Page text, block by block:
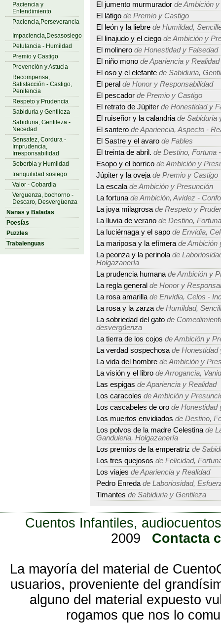
Paciencia y
Entendimiento
Paciencia,Perseverancia
-
Impaciencia,Desasosiego
Petulancia - Humildad
Premio y Castigo
Prevención y Astucia
Recompensa,
Satisfacción - Castigo,
Penitencia
Respeto y Prudencia
Sabiduria y Gentileza
Sabiduria, Gentileza -
Necedad
Sensatez, Cordura -
Imprudencia,
Irresponsabilidad
Soberbia y Humildad
tranquilidad sosiego
Valor - Cobardia
Verguenza, bochorno -
Descaro, Desvergüenza
Nanas y Baladas
Poesías
Puzzles
Trabalenguas
El jumento murmurador de Ambición
El látigo de Premio y Castigo
El león y la liebre de Humildad,
El linajudo y el ciego de Ambición y
El molinero de Honestidad y Falsedad
El niño mono de Apariencia y Realidad
El oso y el elefante de Sabiduria,
El peral de Honor y Responsabilidad
El pescador de Premio y Castigo
El retrato de Júpiter de Honestidad y
El ruiseñor y la calandria de Sabiduria
El santero de Apariencia, Aspecto -
El Sastre y el avaro de Fables
El treinta de abril. de Destino, Fortuna
Esopo y el borrico de Ambición y
Júpiter y la oveja de Premio y Castigo
La escala de Ambición y Presunción
La fortuna de Ambición, Avidez -
La joya milagrosa de Respeto y
La lluvia de verano de Destino,
La luciérnaga y el sapo de Envidia,
La mariposa y la efímera de Ambición
La peonza y la perinola de
Holgazanería
La prudencia humana de Ambición y
La regla general de Honor y
La rosa amarilla de Envidia, Celos -
La rosa y la zarza de Humildad,
La sobriedad del gato de
desvergüenza
La tierra de los cojos de Ambición y
La verdad sospechosa de Honestidad
La vida del hombre de Ambición y
La visión y el libro de Arrogancia,
Las espigas de Apariencia y Realidad
Los caracoles de Ambición y
Los cascabeles de oro de Honestidad
Los muertos envidiados de Destino,
Los polvos de la madre Celestina de
Ganduleria, Holgazanería
Los premios de la emperatriz de
Los tres quejosos de Felicidad,
Los viajes de Apariencia y Realidad
Pedro Enreda de Laboriosidad,
Timantes de Sabiduria y Gentileza
Cuentos Infantiles,
2009
Contacta
La mayoría del material de
usuarios, proveniente del
alguno del material expuesto
rogamos que nos lo